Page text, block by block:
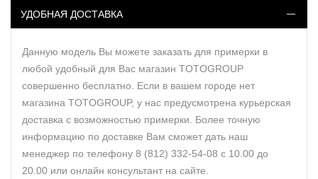
УДОБНАЯ ДОСТАВКА
Данную модель Вы можете заказать для примерки в
любой удобный для Вас магазин TOTOGROUP
совершенно бесплатно. Если в вашем городе нет
магазина TOTOGROUP, у нас предусмотрена курьерская
доставка с возможностью примерки. Более точную
информацию по доставке Вам сможет дать наш
менеджер по телефону 8 (812) 332-54-08 с 10.00 до
20.00 или онлайн консультант на сайте.